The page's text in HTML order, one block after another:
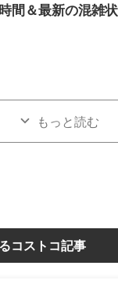
間＆最新の混雑
もっと読む
コストコ記事